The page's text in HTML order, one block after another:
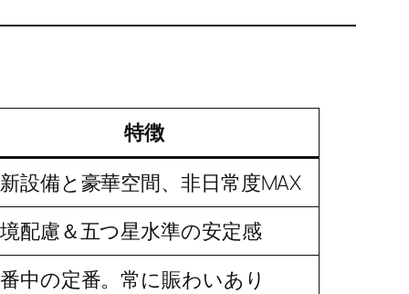
特徴
設備と豪華空間、非日常度MAX
配慮＆五つ星水準の安定感
中の定番。常に賑わいあり